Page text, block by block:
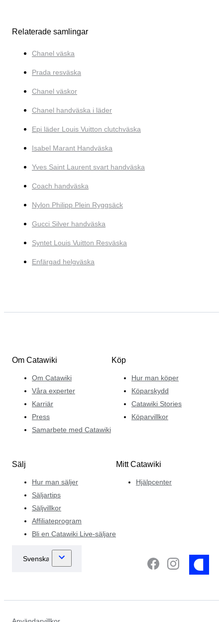
Relaterade samlingar
Chanel väska
Prada resväska
Chanel väskor
Chanel handväska i läder
Epi läder Louis Vuitton clutchväska
Isabel Marant Handväska
Yves Saint Laurent svart handväska
Coach handväska
Nylon Philipp Plein Ryggsäck
Gucci Silver handväska
Syntet Louis Vuitton Resväska
Enfärgad helgväska
Om Catawiki
Om Catawiki
Våra experter
Karriär
Press
Samarbete med Catawiki
Köp
Hur man köper
Köparskydd
Catawiki Stories
Köparvillkor
Sälj
Hur man säljer
Säljartips
Säljvillkor
Affiliateprogram
Bli en Catawiki Live-säljare
Mitt Catawiki
Hjälpcenter